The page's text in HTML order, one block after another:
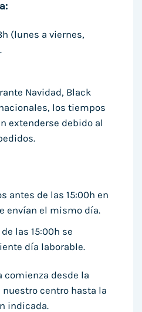
(lunes a viernes,
Navidad, Black
los tiempos
extenderse debido al
antes de las 15:00h en
envían el mismo día.
las 15:00h se
día laborable.
comienza desde la
centro hasta la
indicada.